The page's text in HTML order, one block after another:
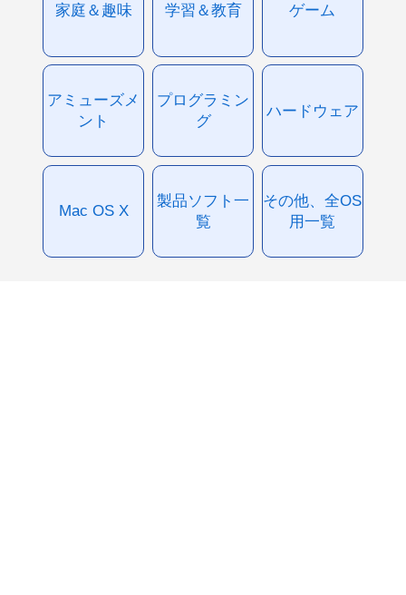
家庭＆趣味 学習＆教育 ゲーム
アミューズメ
ント
プログラミン
グ
ハードウェア
Mac OS X
製品ソフト一
覧
その他、全OS
用一覧